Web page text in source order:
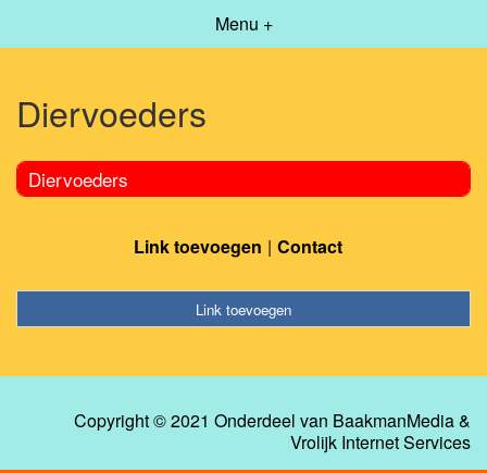
Menu +
Diervoeders
Diervoeders
Link toevoegen Contact
Link toevoegen
Copyright © 2021 Onderdeel van BaakmanMedia&
Vrolijk Internet Services